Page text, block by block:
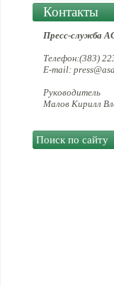
Контакты
Пресс-служба
Телефон:(383)
E-mail:
Руководитель
Малов Кирилл